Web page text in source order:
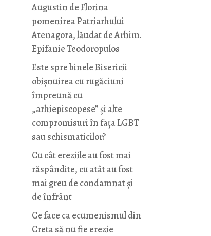
Augustin de Florina
pomenirea Patriarhului
Atenagora, lăudat de Arhim.
Epifanie Teodoropulos
Este spre binele Bisericii
obișnuirea cu rugăciuni
împreună cu
„arhiepiscopese” și alte
compromisuri în fața LGBT
sau schismaticilor?
Cu cât ereziile au fost mai
răspândite, cu atât au fost
mai greu de condamnat și
de înfrânt
Ce face ca ecumenismul din
Creta să nu fie erezie